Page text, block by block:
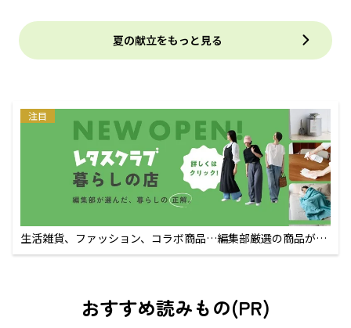
夏の献立をもっと見る
注目
生活雑貨、ファッション、コラボ商品…編集部厳選の商品が買
えるECサイト
おすすめ読みもの(PR)